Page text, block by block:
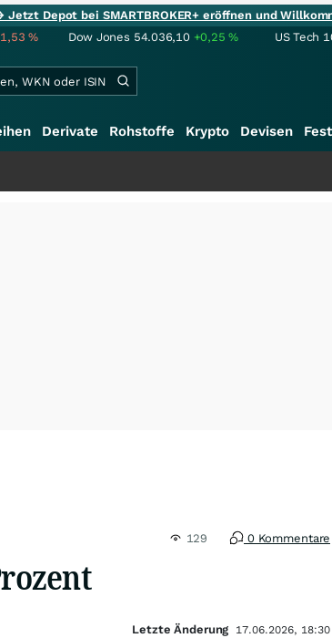
Jetzt Depot bei SMARTBROKER+ eröffnen und
% Dow Jones 54.036,10 +0,25% US Tech
Derivate Rohstoffe Krypto Devisen
129 0 Kommentare
Letzte Änderung 17.06.2026, 18:30